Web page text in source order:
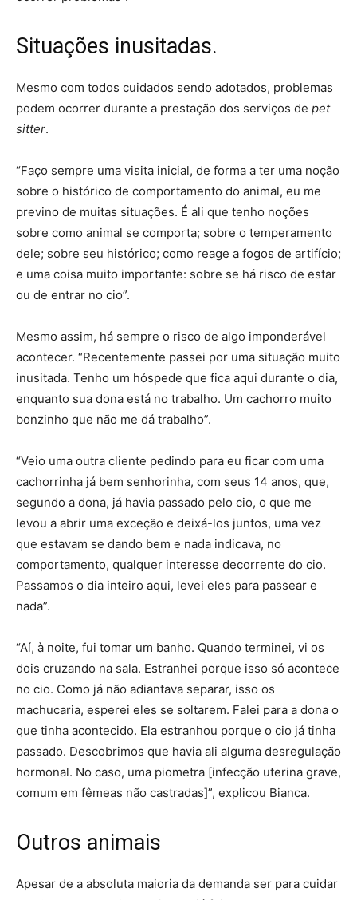
Situações inusitadas.
Mesmo com todos cuidados sendo adotados, problemas
podem ocorrer durante a prestação dos serviços de pet
sitter.
“Faço sempre uma visita inicial, de forma a ter uma noção
sobre o histórico de comportamento do animal, eu me
previno de muitas situações. É ali que tenho noções
sobre como animal se comporta; sobre o temperamento
dele; sobre seu histórico; como reage a fogos de artifício;
e uma coisa muito importante: sobre se há risco de estar
ou de entrar no cio”.
Mesmo assim, há sempre o risco de algo imponderável
acontecer. “Recentemente passei por uma situação muito
inusitada. Tenho um hóspede que fica aqui durante o dia,
enquanto sua dona está no trabalho. Um cachorro muito
bonzinho que não me dá trabalho”.
“Veio uma outra cliente pedindo para eu ficar com uma
cachorrinha já bem senhorinha, com seus 14 anos, que,
segundo a dona, já havia passado pelo cio, o que me
levou a abrir uma exceção e deixá-los juntos, uma vez
que estavam se dando bem e nada indicava, no
comportamento, qualquer interesse decorrente do cio.
Passamos o dia inteiro aqui, levei eles para passear e
nada”.
“Aí, à noite, fui tomar um banho. Quando terminei, vi os
dois cruzando na sala. Estranhei porque isso só acontece
no cio. Como já não adiantava separar, isso os
machucaria, esperei eles se soltarem. Falei para a dona o
que tinha acontecido. Ela estranhou porque o cio já tinha
passado. Descobrimos que havia ali alguma desregulação
hormonal. No caso, uma piometra [infecção uterina grave,
comum em fêmeas não castradas]”, explicou Bianca.
Outros animais
Apesar de a absoluta maioria da demanda ser para cuidar